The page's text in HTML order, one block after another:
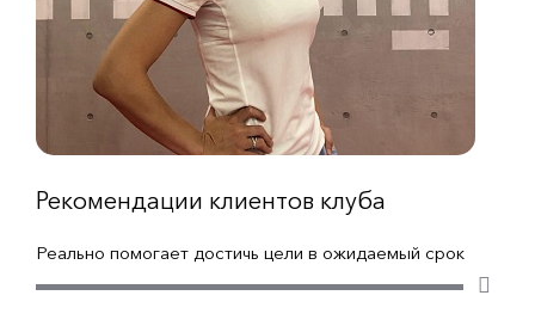
Рекомендации клиентов клуба
Реально помогает достичь цели в ожидаемый срок